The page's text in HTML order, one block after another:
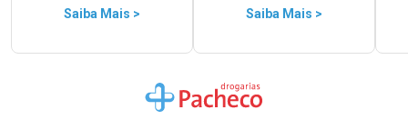
Saiba Mais > Saiba Mais >
Ir para a Home